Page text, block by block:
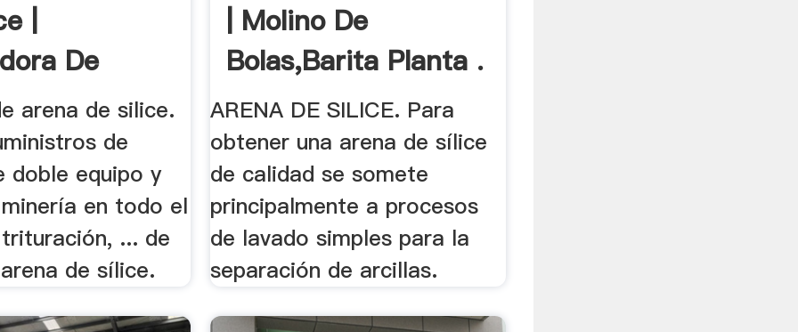
|
De
arena de silice.
de
doble equipo y
en todo el
... de
de sílice.
| Molino De
Bolas,Barita Planta .
ARENA DE SILICE. Para
obtener una arena de sílice
de calidad se somete
principalmente a procesos
de lavado simples para la
separación de arcillas.